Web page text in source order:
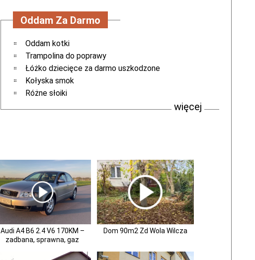
Oddam Za Darmo
Oddam kotki
Trampolina do poprawy
Łóżko dziecięce za darmo uszkodzone
Kołyska smok
Różne słoiki
więcej
Audi A4 B6 2.4 V6 170KM –
zadbana, sprawna, gaz
Dom 90m2 Zd Wola Wilcza